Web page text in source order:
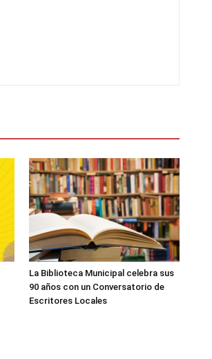
La Biblioteca Municipal celebra sus
90 años con un Conversatorio de
Escritores Locales